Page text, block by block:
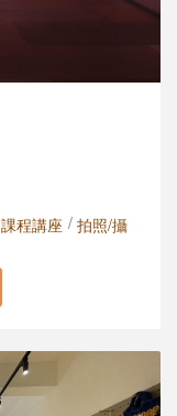
課程講座 / 拍照/攝